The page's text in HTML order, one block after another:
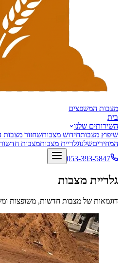
מצבות המשפצים
בית
השירותים שלנו
שיפוץ מצבותחידוש מצבותשחזור מצבות
המחיריםשלנוגלריית מצבותמצבות
053-393-5847
גלריית מצבות
דוגמאות של מצבות חדשות, משופצות